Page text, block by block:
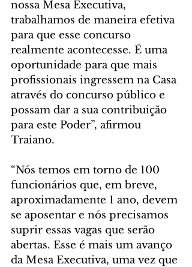
nossa Mesa Executiva,
trabalhamos de maneira efetiva
para que esse concurso
realmente acontecesse. É uma
oportunidade para que mais
profissionais ingressem na Casa
através do concurso público e
possam dar a sua contribuição
para este Poder”, afirmou
Traiano.
“Nós temos em torno de 100
funcionários que, em breve,
aproximadamente 1 ano, devem
se aposentar e nós precisamos
suprir essas vagas que serão
abertas. Esse é mais um avanço
da Mesa Executiva, uma vez que